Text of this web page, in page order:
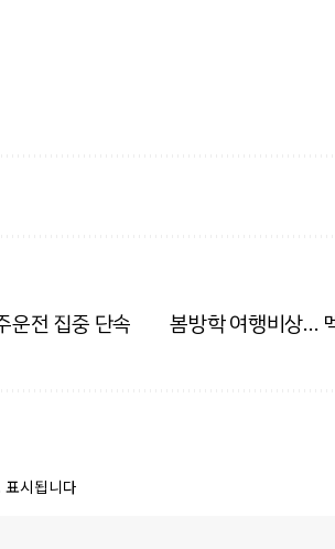
운전 집중 단속 봄방학 여행비상…
표시됩니다